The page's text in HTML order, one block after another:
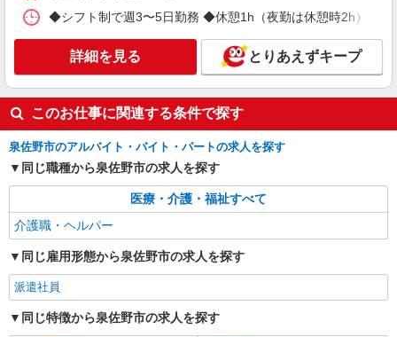
株式会社kotrio /●OS-H2-2092716
『泉佐野市』障害児童支援サポーター！見守り
業務など
時給1400円〜 ＜日払い有/週払い有/交通費全
支給(ガソリン代含む)＞
泉佐野市
キープ
株式会社kotrio /●OS-H2-1905902
ロアの巡回など
◆シフト制で週3〜5日勤務 ◆休憩1h（夜勤は休憩時2h） ・
詳細を見る とりあえずキープ
このお仕事に関連する条件で探す
泉佐野市のアルバイト・バイト・パートの求人を探す
同じ職種から泉佐野市の求人を探す
医療・介護・福祉すべて
介護職・ヘルパー
同じ雇用形態から泉佐野市の求人を探す
派遣社員
同じ特徴から泉佐野市の求人を探す